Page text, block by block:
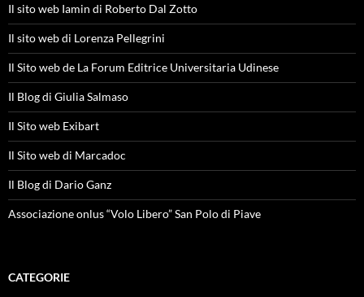
Il sito web Iamin di Roberto Dal Zotto
Il sito web di Lorenza Pellegrini
Il Sito web de La Forum Editrice Universitaria Udinese
Il Blog di Giulia Salmaso
Il Sito web Exibart
Il Sito web di Marcadoc
Il Blog di Dario Ganz
Associazione onlus “Volo Libero” San Polo di Piave
CATEGORIE